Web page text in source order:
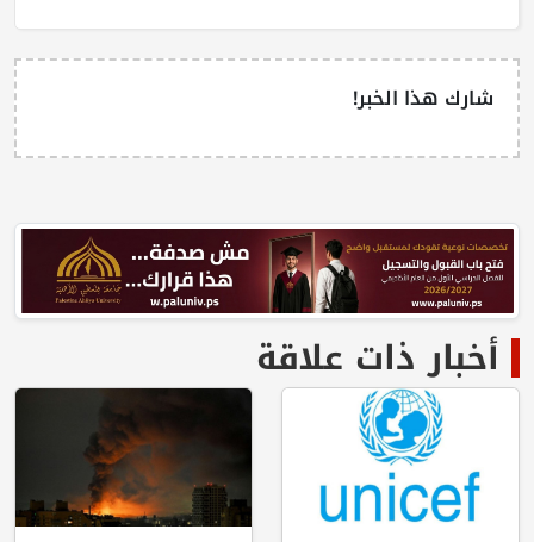
شارك هذا الخبر!
أخبار ذات علاقة